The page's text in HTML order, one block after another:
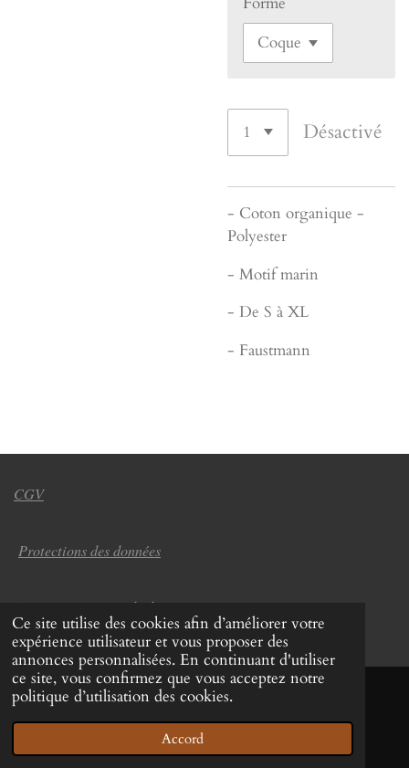
Ce site utilise des cookies afin d’améliorer votre
expérience utilisateur et vous proposer des
annonces personnalisées. En continuant d'utiliser
ce site, vous confirmez que vous acceptez notre
politique d’utilisation des cookies.
Accord
Désactivé
- Coton organique -
Polyester
- Motif marin
- De S à XL
- Faustmann
CGV
Protections des données
© 2022 - 2026 Coup de chapeau
Propulsé parWebador